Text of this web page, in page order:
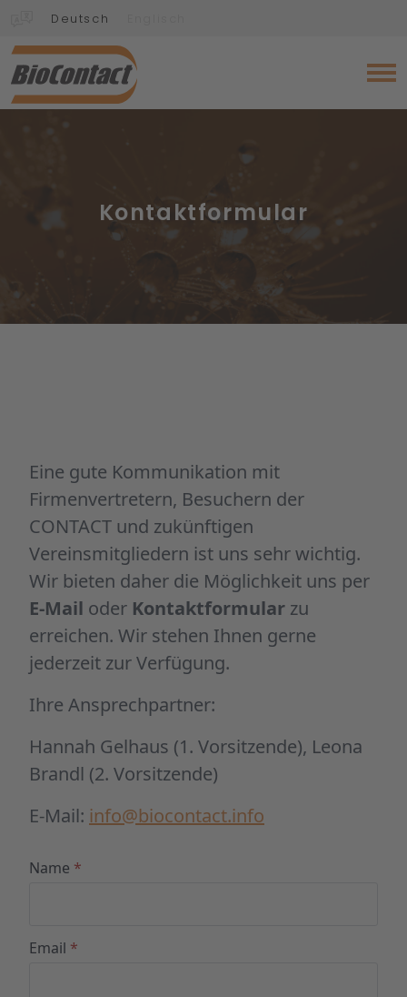
Deutsch
Kontaktformular
Eine gute Kommunikation mit
Firmenvertretern, Besuchern der
CONTACT und zukünftigen
Vereinsmitgliedern ist uns sehr wichtig.
Wir bieten daher die Möglichkeit uns per
E-Mail oder Kontaktformular zu
erreichen. Wir stehen Ihnen gerne
jederzeit zur Verfügung.
Ihre Ansprechpartner:
Hannah Gelhaus (1. Vorsitzende), Leona
Brandl (2. Vorsitzende)
E-Mail: info@biocontact.info
Name *
Email *